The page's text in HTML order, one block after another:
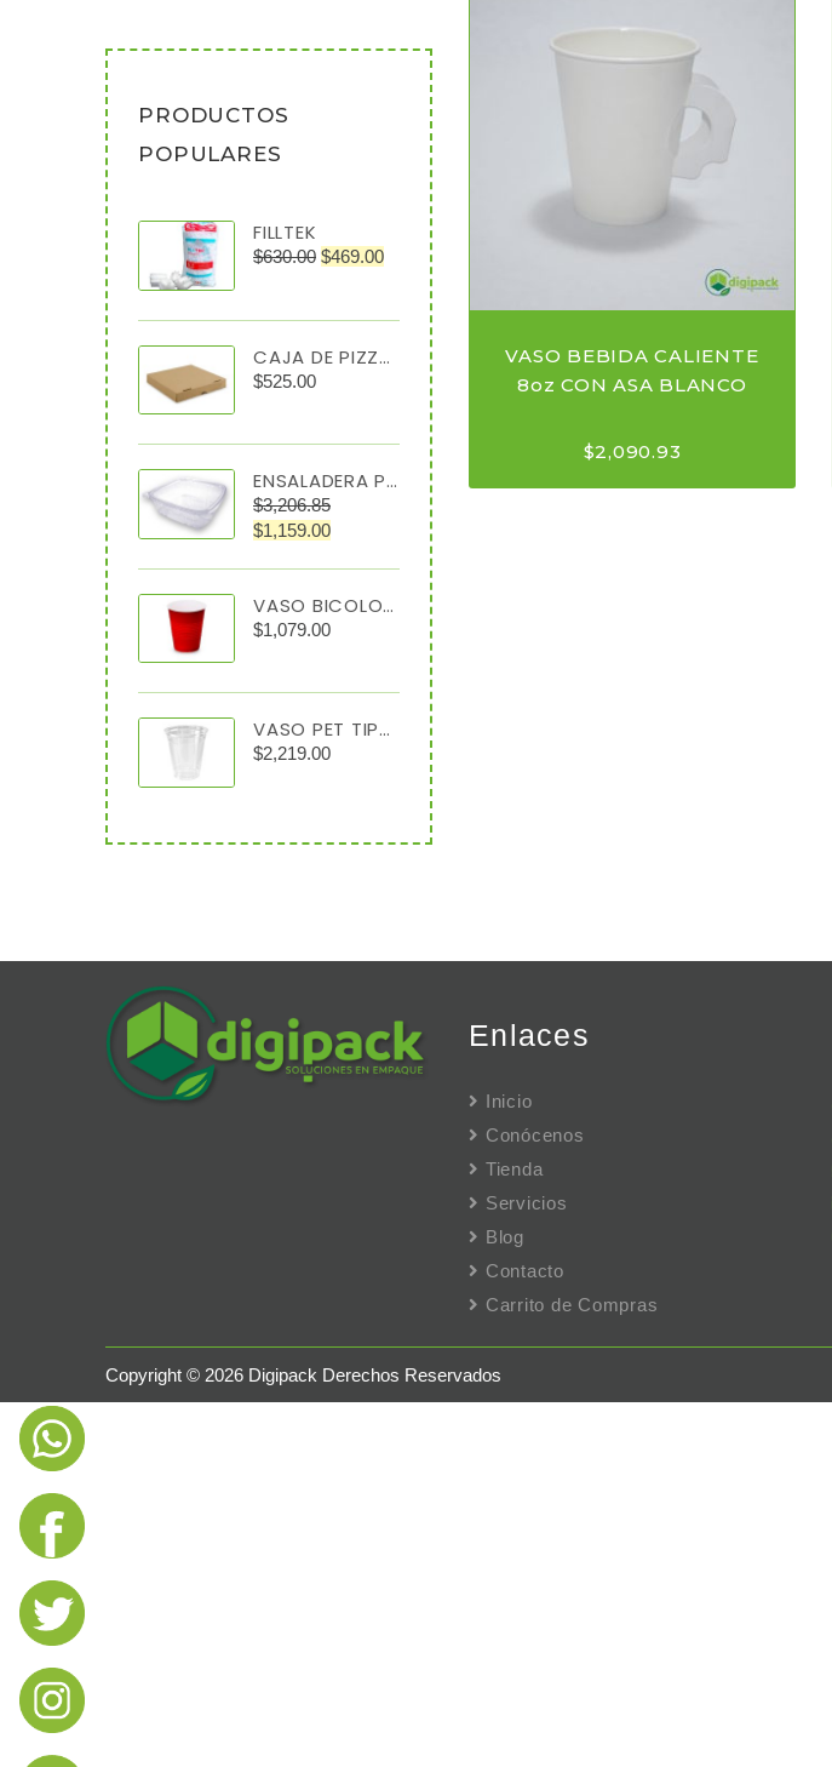
PRODUCTOS
POPULARES
FILLTEK
$630.00 $469.00
CAJA DE PIZZA 40X40X4 C/50
$525.00
ENSALADERA PET TRANSPARENTE 64 OZ TIPO ALMEJA
$3,206.85
$1,159.00
VASO BICOLOR #12 C/1000
$1,079.00
VASO PET TIPO CRISTAL 7 OZ C/1000
$2,219.00
VASO BEBIDA CALIENTE
8oz CON ASA BLANCO
$2,090.93
Enlaces
Inicio
Conócenos
Tienda
Servicios
Blog
Contacto
Carrito de Compras
Copyright © 2026 Digipack Derechos Reservados